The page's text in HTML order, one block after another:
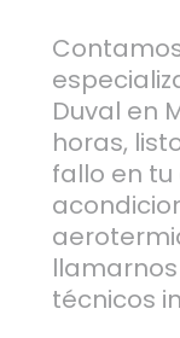
Duval en
horas,
fallo en
técnicos